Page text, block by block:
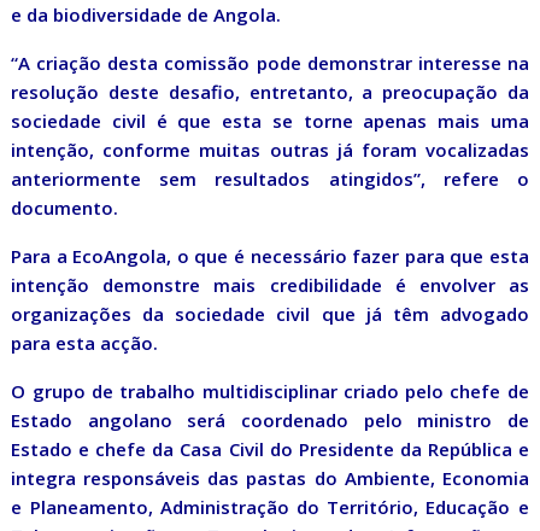
e da biodiversidade de Angola.
“A criação desta comissão pode demonstrar interesse na
resolução deste desafio, entretanto, a preocupação da
sociedade civil é que esta se torne apenas mais uma
intenção, conforme muitas outras já foram vocalizadas
anteriormente sem resultados atingidos”, refere o
documento.
Para a EcoAngola, o que é necessário fazer para que esta
intenção demonstre mais credibilidade é envolver as
organizações da sociedade civil que já têm advogado
para esta acção.
O grupo de trabalho multidisciplinar criado pelo chefe de
Estado angolano será coordenado pelo ministro de
Estado e chefe da Casa Civil do Presidente da República e
integra responsáveis das pastas do Ambiente, Economia
e Planeamento, Administração do Território, Educação e